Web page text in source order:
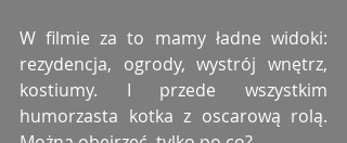
W filmie za to mamy ładne widoki:
rezydencja, ogrody, wystrój wnętrz,
kostiumy. I przede wszystkim
humorzasta kotka z oscarową rolą.